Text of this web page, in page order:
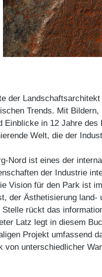
der
Trends. Mit
Einblicke in 12 Jahre
Welt, die der
Nord ist eines der
der Industrie
Vision für den Park ist
der Ästhetisierung
rückt das
Latz legt in diesem
Projekt umfassend
von unterschiedlicher